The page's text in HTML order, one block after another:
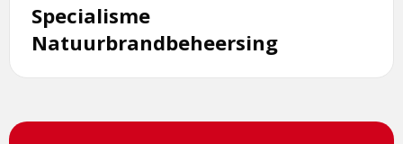
Specialisme
Natuurbrandbeheersing